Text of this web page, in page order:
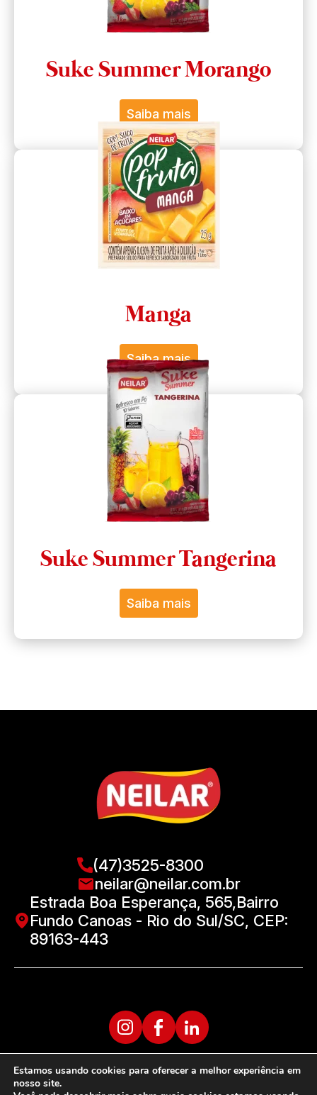
Suke Summer Morango
Saiba mais
Manga
Saiba mais
Suke Summer Tangerina
Saiba mais
(47)3525-8300
neilar@neilar.com.br
Estrada Boa Esperança, 565,Bairro
Fundo Canoas - Rio do Sul/SC, CEP:
89163-443
Estamos usando cookies para oferecer a melhor experiência em
nosso site.